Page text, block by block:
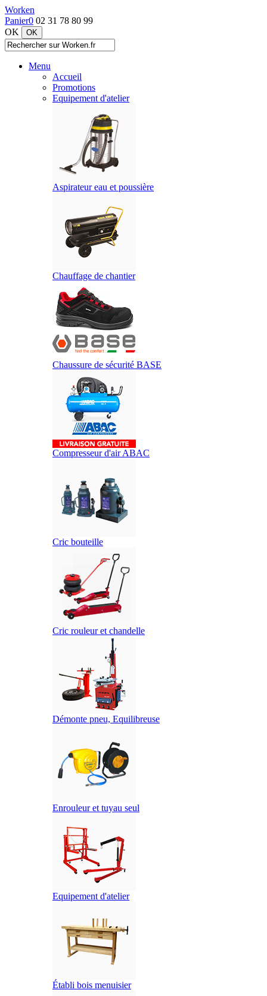
Worken
Panier0 02 31 78 80 99
OK
Menu
Accueil
Promotions
Equipement d'atelier
Aspirateur eau et poussière
Chauffage de chantier
Chaussure de sécurité BASE
Compresseur d'air ABAC
Cric bouteille
Cric rouleur et chandelle
Démonte pneu, Equilibreuse
Enrouleur et tuyau seul
Equipement d'atelier
Établi bois menuisier